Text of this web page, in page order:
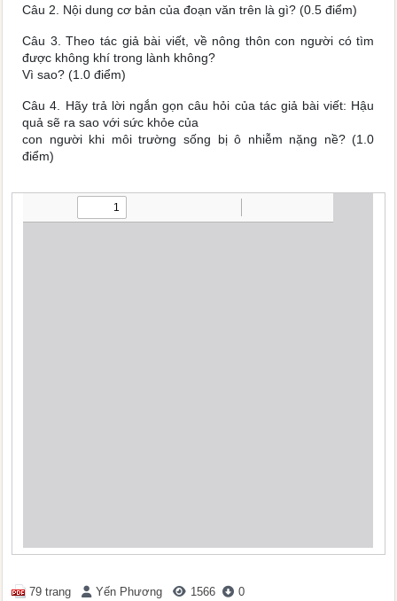
Câu 2. Nội dung cơ bản của đoạn văn trên là gì? (0.5 điểm)
Câu 3. Theo tác giả bài viết, về nông thôn con người có tìm
được không khí trong lành không?
Vì sao? (1.0 điểm)
Câu 4. Hãy trả lời ngắn gọn câu hỏi của tác giả bài viết: Hậu
quả sẽ ra sao với sức khỏe của
con người khi môi trường sống bị ô nhiễm nặng nề? (1.0
điểm)
79 trang Yến Phương 1566 0